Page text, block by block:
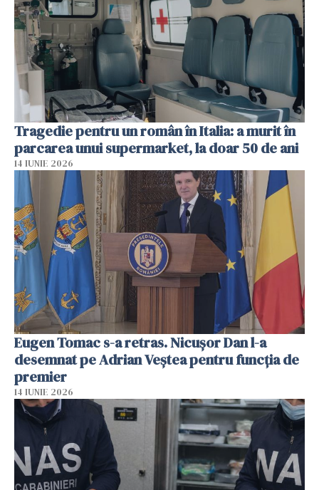
Tragedie pentru un român în Italia: a murit în
parcarea unui supermarket, la doar 50 de ani
14 IUNIE 2026
Eugen Tomac s-a retras. Nicușor Dan l-a
desemnat pe Adrian Veștea pentru funcția de
premier
14 IUNIE 2026